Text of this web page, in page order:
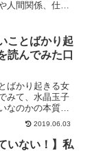
人間関係、仕事
ことばかり起
読んでみた口
ばかり起きる女
みて、水晶玉子
なのかの本質的
ができました。
コミをご紹介し
2019.06.03
いない！】私